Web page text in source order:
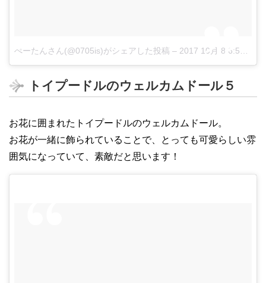
ぺーたんさん(@0705is)がシェアした投稿 – 2017 10月 8 6:54午前 PDT
トイプードルのウェルカムドール５
お花に囲まれたトイプードルのウェルカムドール。
お花が一緒に飾られていることで、とっても可愛らしい雰
囲気になっていて、素敵だと思います！